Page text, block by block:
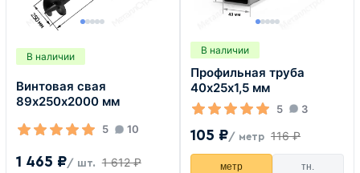
В наличии
Винтовая свая
89х250х2000 мм
5 10
1 465 ₽/ шт. 1 612 ₽
В наличии
Профильная труба
40х25х1,5 мм
5 3
105 ₽/ метр 116 ₽
метр тн.